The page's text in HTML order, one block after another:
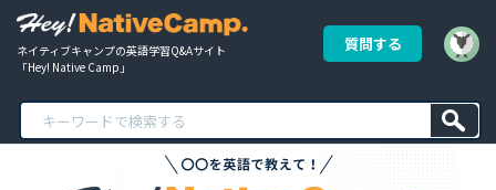
ネイティブキャンプの英語学習Q&Aサイト
「Hey! Native Camp」
質問する